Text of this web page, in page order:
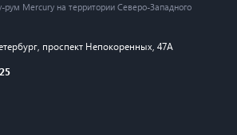
Mercury на территории Северо-Западного
, проспект Непокоренных, 47А